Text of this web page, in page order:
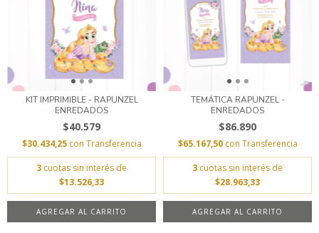
KIT IMPRIMIBLE - RAPUNZEL
ENREDADOS
$40.579
$30.434,25 con Transferencia
3 cuotas sin interés de
$13.526,33
AGREGAR AL CARRITO
TEMÁTICA RAPUNZEL -
ENREDADOS
$86.890
$65.167,50 con Transferencia
3 cuotas sin interés de
$28.963,33
AGREGAR AL CARRITO